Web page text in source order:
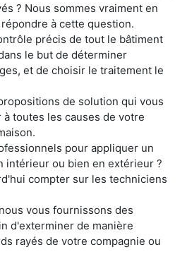
? Nous sommes vraiment en
à cette question.
précis de tout le bâtiment
le but de déterminer
et de choisir le traitement le
de solution qui vous
toutes les causes de votre
pour appliquer un
intérieur ou bien en extérieur ?
compter sur les techniciens
vous fournissons des
d'exterminer de manière
rayés de votre compagnie ou